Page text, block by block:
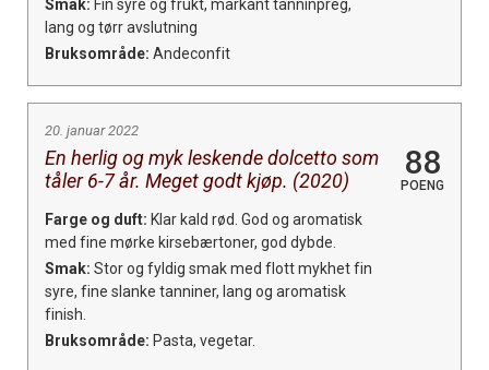
Smak: Fin syre og frukt, markant tanninpreg,
lang og tørr avslutning
Bruksområde: Andeconfit
20. januar 2022
En herlig og myk leskende dolcetto som
tåler 6-7 år. Meget godt kjøp. (2020)
88
POENG
Farge og duft: Klar kald rød. God og aromatisk
med fine mørke kirsebærtoner, god dybde.
Smak: Stor og fyldig smak med flott mykhet fin
syre, fine slanke tanniner, lang og aromatisk
finish.
Bruksområde: Pasta, vegetar.